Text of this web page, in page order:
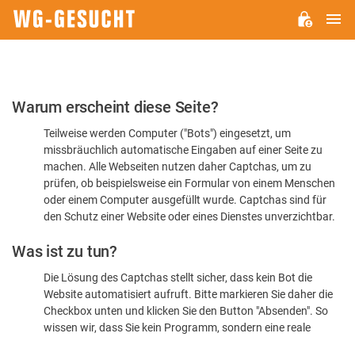
Bitte
dass
sind
Warum erscheint diese Seite?
Teilweise werden Computer ("Bots") eingesetzt, um
missbräuchlich automatische Eingaben auf einer Seite zu
machen. Alle Webseiten nutzen daher Captchas, um zu
prüfen, ob beispielsweise ein Formular von einem Menschen
oder einem Computer ausgefüllt wurde. Captchas sind für
den Schutz einer Website oder eines Dienstes unverzichtbar.
Was ist zu tun?
Die Lösung des Captchas stellt sicher, dass kein Bot die
Website automatisiert aufruft. Bitte markieren Sie daher die
Checkbox unten und klicken Sie den Button "Absenden". So
wissen wir, dass Sie kein Programm, sondern eine reale